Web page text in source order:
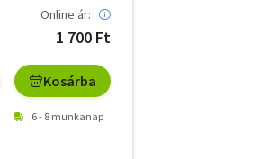
Online ár:
1 700 Ft
Kosárba
6 - 8 munkanap